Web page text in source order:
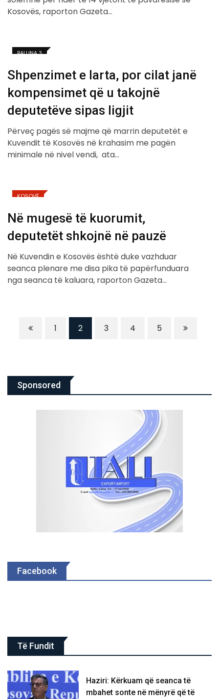
Kosovës, raporton Gazeta…
BALLINA 3
Shpenzimet e larta, por cilat janë
kompensimet që u takojnë
deputetëve sipas ligjit
Përveç pagës së majme që marrin deputetët e
Kuvendit të Kosovës në krahasim me pagën
minimale në nivel vendi, ata…
KOSOVË
Në mugesë të kuorumit,
deputetët shkojnë në pauzë
Në Kuvendin e Kosovës është duke vazhduar
seanca plenare me disa pika të papërfunduara
nga seanca të kaluara, raporton Gazeta…
1 2 3 4 5
Sponsored
Facebook
Të Fundit
Haziri: Kërkuam që seanca të
mbahet sonte në mënyrë që të